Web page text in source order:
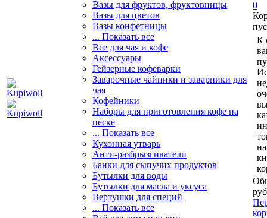
Вазы для фруктов, фруктовницы
Вазы для цветов
Вазы конфетницы
... Показать все
Все для чая и кофе
Аксессуары
Гейзерные кофеварки
Заварочные чайники и заварники для
чая
Кофейники
Наборы для приготовления кофе на
песке
... Показать все
Кухонная утварь
Анти-разбрызгиватели
Банки для сыпучих продуктов
Бутылки для воды
Бутылки для масла и уксуса
Вертушки для специй
... Показать все
0
К